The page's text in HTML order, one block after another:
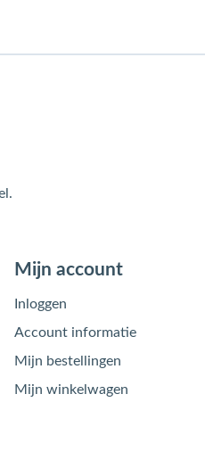
Mijn account
Inloggen
Account informatie
Mijn bestellingen
Mijn winkelwagen